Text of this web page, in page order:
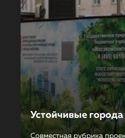
Устойчивые города
Совместная рубрика